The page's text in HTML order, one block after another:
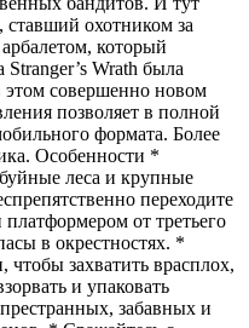
охотником за
который
Wrath была
этом совершенно новом
позволяет в полной
формата. Более
Особенности *
леса и крупные
переходите
от третьего
в окрестностях. *
чтобы захватить врасплох,
и упаковать
забавных и